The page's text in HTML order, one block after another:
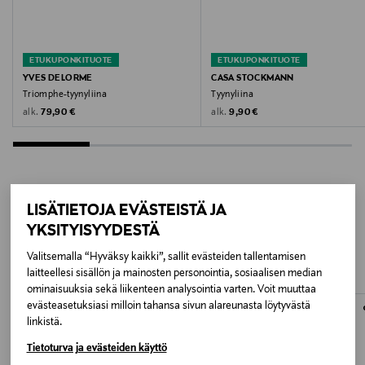
LISÄTIETOJA EVÄSTEISTÄ JA
YKSITYISYYDESTÄ
Valitsemalla “Hyväksy kaikki”, sallit evästeiden tallentamisen
laitteellesi sisällön ja mainosten personointia, sosiaalisen median
ominaisuuksia sekä liikenteen analysointia varten. Voit muuttaa
evästeasetuksiasi milloin tahansa sivun alareunasta löytyvästä
linkistä.
Tietoturva ja evästeiden käyttö
Digitaalinen osoite
customerservice@yvesdelorme.com
ETUKUPONKITUOTE
YVES DELORME
Triomphe-tyynyliina
alk. Original Price
79,90 €
ETUKUPONKITUOTE
CASA STOCKMANN
Tyynyliina
alk. Original Price
9,90 €
LISÄÄ KIINNOSTAVIA
TUOTTEITA